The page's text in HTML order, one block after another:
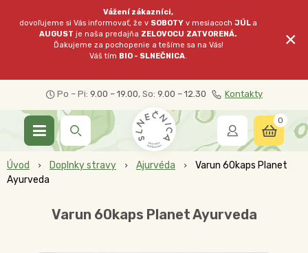
Vážení zákazníci,
dovoľujeme si Vás informovať, že v SOBOTY v mesiacochJÚL a
AUGUST je naša predajňa ZELOVOCU ZATVORENÁ.
Ďakujeme za pochopenie a tešíme sa na Vás!
Váš tím BIO - SLNEČNICA.
×
Po – Pi: 9.00 – 19.00, So: 9.00 – 12.30 Kontakty
0
Úvod Doplnky stravy Ajurvéda
Varun 60kaps Planet
Ayurveda
Varun 60kaps Planet Ayurveda